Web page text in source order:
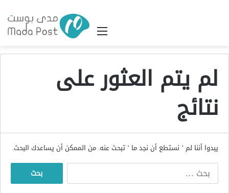
القائمة
لم يتم العثور على
نتائج
يبدوا أننا لم ’ نستطع أن نجد ما ’ تبحث عنه. من الممكن أن يساعدك البحث.
البحث